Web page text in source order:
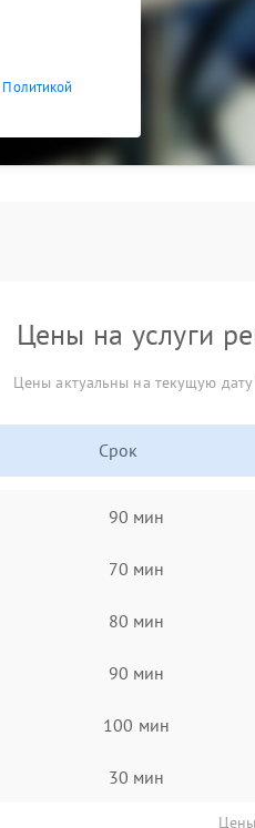
Политикой
Цены на услуги
Цены актуальны на текущую
Срок
90 мин
70 мин
80 мин
90 мин
100 мин
30 мин